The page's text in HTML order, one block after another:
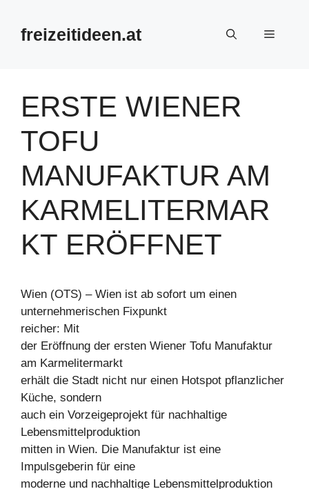
Inhalt
springenfreizeitideen.at Menü
ERSTE WIENER
TOFU
MANUFAKTUR AM
KARMELITERMAR
KT ERÖFFNET
Wien (OTS) – Wien ist ab sofort um einen
unternehmerischen Fixpunkt
reicher: Mit
der Eröffnung der ersten Wiener Tofu Manufaktur
am Karmelitermarkt
erhält die Stadt nicht nur einen Hotspot pflanzlicher
Küche, sondern
auch ein Vorzeigeprojekt für nachhaltige
Lebensmittelproduktion
mitten in Wien. Die Manufaktur ist eine
Impulsgeberin für eine
moderne und nachhaltige Lebensmittelproduktion